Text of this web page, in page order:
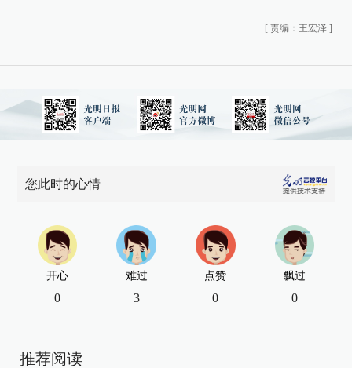
[ 责编：王宏泽 ]
您此时的心情
开心
0
难过
3
点赞
0
飘过
0
推荐阅读